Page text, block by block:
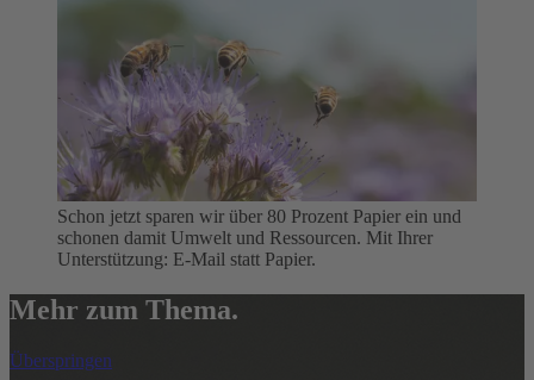
Schon jetzt sparen wir über 80 Prozent Papier ein und
schonen damit Umwelt und Ressourcen. Mit Ihrer
Unterstützung: E-Mail statt Papier.
Mehr zum Thema.
Überspringen